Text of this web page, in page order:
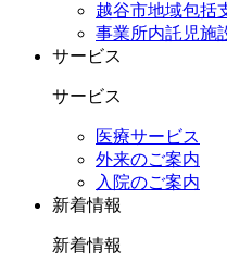
越谷市地域包括
事業所内託児施
サービス
サービス
医療サービス
外来のご案内
入院のご案内
新着情報
新着情報